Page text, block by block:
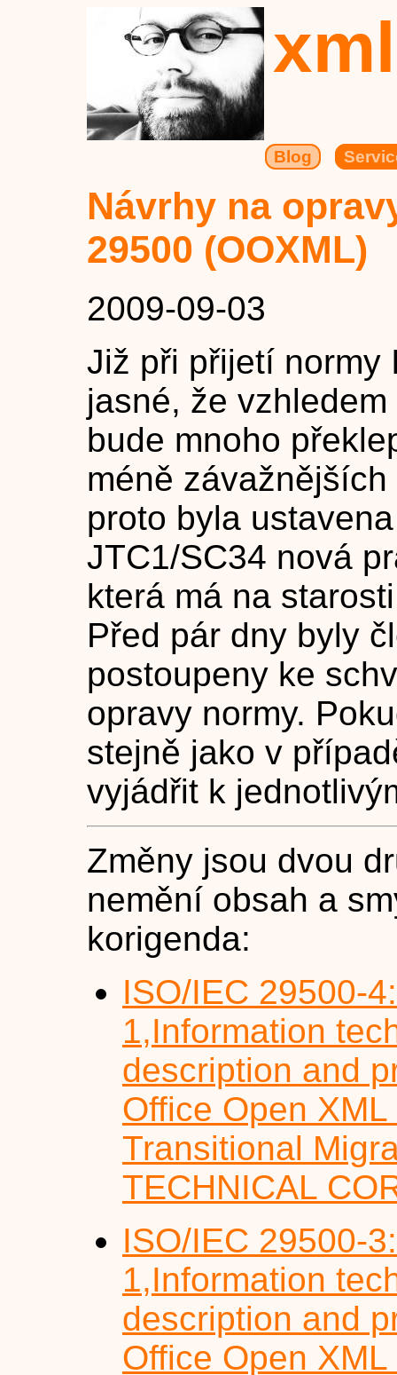
Blog
Návrhy na
29500 (OOXML)
2009-09-03
Již při přijetí normy
jasné, že
bude mnoho
méně
proto byla
JTC1/SC34 nová
která má na
Před pár dny byly
postoupeny ke
opravy normy.
stejně jako v
vyjádřit k
Změny jsou dvou
nemění obsah a
korigenda:
ISO/IEC 29500-
1,Information
description and
Office Open
Transitional
TECHNICAL
ISO/IEC 29500-
1,Information
description and
Office Open